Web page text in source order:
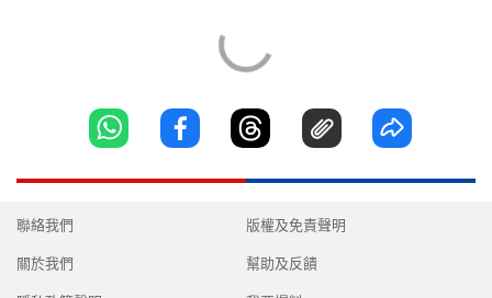
聯絡我們
關於我們
版權及免責聲明
幫助及反饋